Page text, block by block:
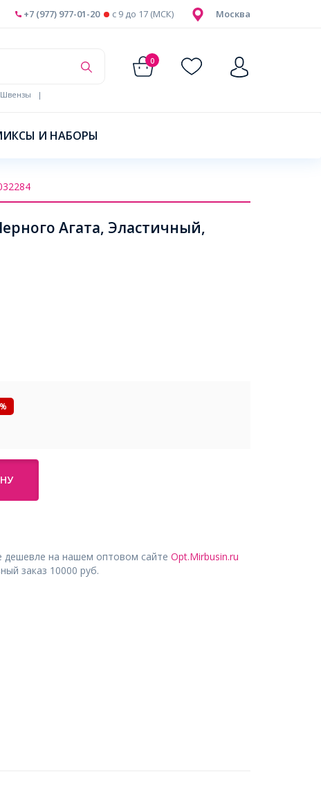
Москва
+7 (977) 977-01-20 c 9 до 17 (МСК)
0
Швензы
|
И НАБОРЫ
Агата, Эластичный,
дешевле на нашем оптовом сайте Opt.Mirbusin.ru
заказ 10000 руб.